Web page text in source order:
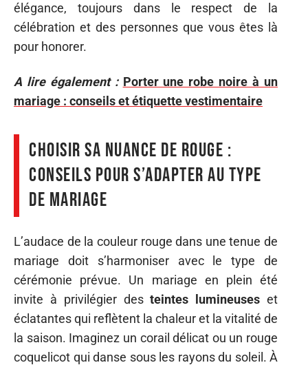
élégance, toujours dans le respect de la
célébration et des personnes que vous êtes là
pour honorer.
A lire également : Porter une robe noire à un
mariage : conseils et étiquette vestimentaire
Choisir sa nuance de rouge :
conseils pour s’adapter au type
de mariage
L’audace de la couleur rouge dans une tenue de
mariage doit s’harmoniser avec le type de
cérémonie prévue. Un mariage en plein été
invite à privilégier desteintes lumineuses et
éclatantes qui reflètent la chaleur et la vitalité de
la saison. Imaginez un corail délicat ou un rouge
coquelicot qui danse sous les rayons du soleil. À